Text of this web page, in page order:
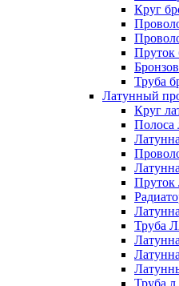
Круг
Пруток
Труба
Латунный
Круг
Полоса
Пруток
Труба
Труба л